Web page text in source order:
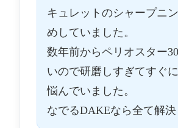
キュレットのシャープニ
めしていました。
数年前からペリオスター
いので研磨しすぎてすぐ
悩んでいました。
なでるDAKEなら全て解決